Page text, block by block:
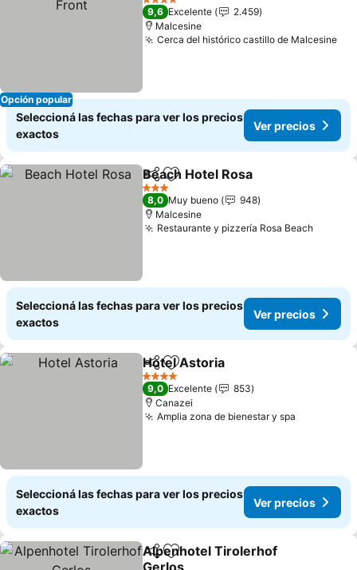
Opción popular
4 Estrellas
9,6 Excelente
2.459
Malcesine
Cerca del histórico castillo de Malcesine
Seleccioná las fechas para ver los precios
exactos
Ver precios
CompartirAñadir a favoritos
Beach Hotel Rosa
3 Estrellas
8,0 Muy bueno
948
Malcesine
Restaurante y pizzería Rosa Beach
Seleccioná las fechas para ver los precios
exactos
Ver precios
CompartirAñadir a favoritos
Hotel Astoria
4 Estrellas
9,0 Excelente
853
Canazei
Amplia zona de bienestar y spa
Seleccioná las fechas para ver los precios
exactos
Ver precios
CompartirAñadir a favoritos
Alpenhotel Tirolerhof
Gerlos